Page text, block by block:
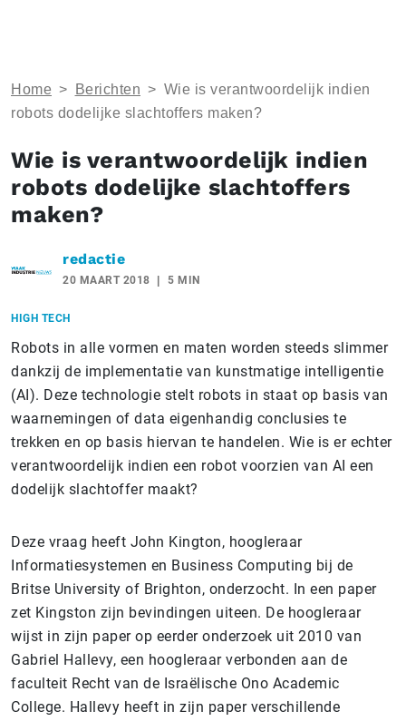
Home > Berichten > Wie is verantwoordelijk indien
robots dodelijke slachtoffers maken?
Wie is verantwoordelijk indien
robots dodelijke slachtoffers
maken?
redactie
20 MAART 2018 5 MIN
HIGH TECH
Robots in alle vormen en maten worden steeds slimmer
dankzij de implementatie van kunstmatige intelligentie
(AI). Deze technologie stelt robots in staat op basis van
waarnemingen of data eigenhandig conclusies te
trekken en op basis hiervan te handelen. Wie is er echter
verantwoordelijk indien een robot voorzien van AI een
dodelijk slachtoffer maakt?
Deze vraag heeft John Kington, hoogleraar
Informatiesystemen en Business Computing bij de
Britse University of Brighton, onderzocht. In een paper
zet Kingston zijn bevindingen uiteen. De hoogleraar
wijst in zijn paper op eerder onderzoek uit 2010 van
Gabriel Hallevy, een hoogleraar verbonden aan de
faculteit Recht van de Israëlische Ono Academic
College. Hallevy heeft in zijn paper verschillende